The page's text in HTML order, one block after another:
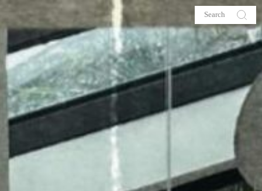
About me
Galehia
Voilà Beauté